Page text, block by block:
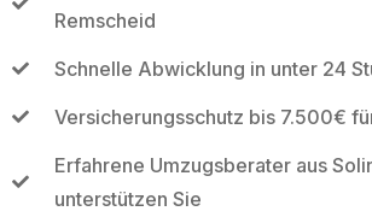
Remscheid
Schnelle Abwicklung in unter 24
Versicherungsschutz bis 7.500€
Erfahrene Umzugsberater aus
unterstützen Sie